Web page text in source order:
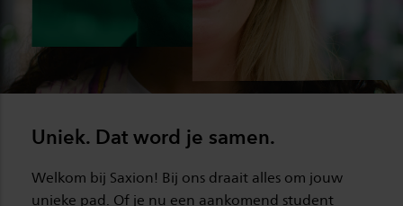
Uniek. Dat word je samen.
Welkom bij Saxion! Bij ons draait alles om jouw
unieke pad. Of je nu een aankomend student